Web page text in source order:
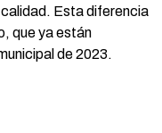
Esta diferencia
que ya están
de 2023.